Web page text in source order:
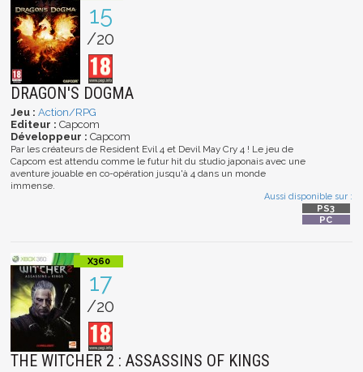
15
/20
DRAGON'S DOGMA
Jeu : Action/RPG
Editeur : Capcom
Développeur : Capcom
Par les créateurs de Resident Evil 4 et Devil May Cry 4 ! Le jeu de
Capcom est attendu comme le futur hit du studio japonais avec une
aventure jouable en co-opération jusqu'à 4 dans un monde
immense.
Aussi disponible sur :
17
/20
THE WITCHER 2 : ASSASSINS OF KINGS